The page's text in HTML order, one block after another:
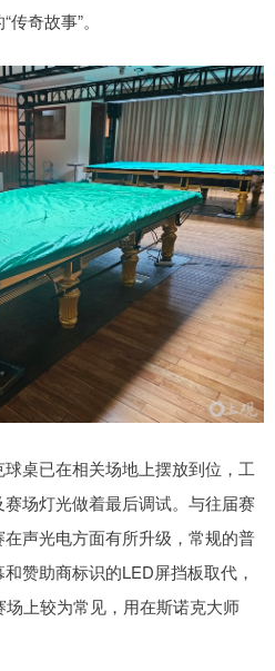
奇故事”。
桌已在相关场地上摆放到位，工
场灯光做着最后调试。与往届赛
声光电方面有所升级，常规的普
赞助商标识的LED屏挡板取代，
上较为常见，用在斯诺克大师